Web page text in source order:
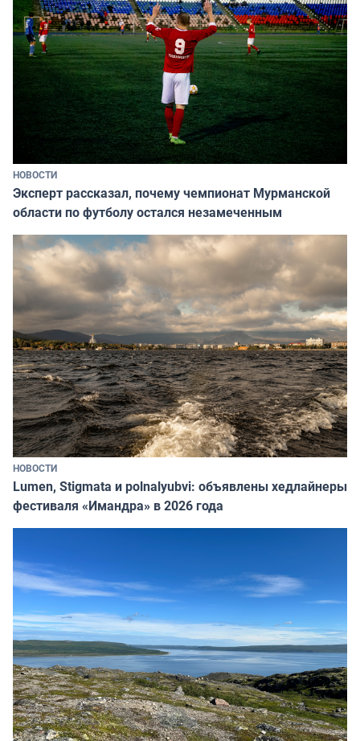
НОВОСТИ
Эксперт рассказал, почему чемпионат Мурманской
области по футболу остался незамеченным
НОВОСТИ
Lumen, Stigmata и polnalyubvi: объявлены хедлайнеры
фестиваля «Имандра» в 2026 года